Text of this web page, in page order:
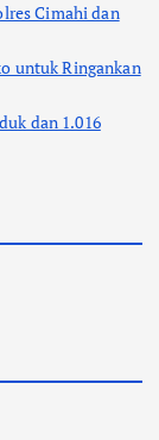
Cimahi dan
untuk Ringankan
dan 1.016